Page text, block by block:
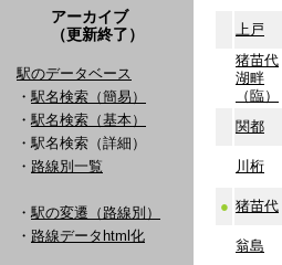
アーカイブ
（更新終了）
駅のデータベース
・ 駅名検索（簡易）
・ 駅名検索（基本）
・駅名検索（詳細）
・ 路線別一覧
・ 駅の変遷（路線別）
・ 路線データhtml化
上戸
猪苗代
湖畔
（臨）
関都
川桁
● 猪苗代
翁島